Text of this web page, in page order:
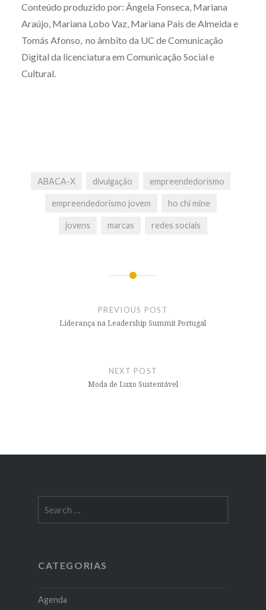
Conteúdo produzido por: Ângela Fonseca, Mariana
Araújo, Mariana Lobo Vaz, Mariana Pais de Almeida e
Tomás Afonso, no âmbito da UC de Comunicação
Digital da licenciatura em Comunicação Social e
Cultural.
ABACA-X divulgação empreendedorismo
empreendedorismo jovem ho chi mine
jovens marcas redes sociais
PREVIOUS POST
Liderança na Leadership Summit Portugal
NEXT POST
Moda de Luxo Sustentável
for:
CATEGORIAS
Agenda